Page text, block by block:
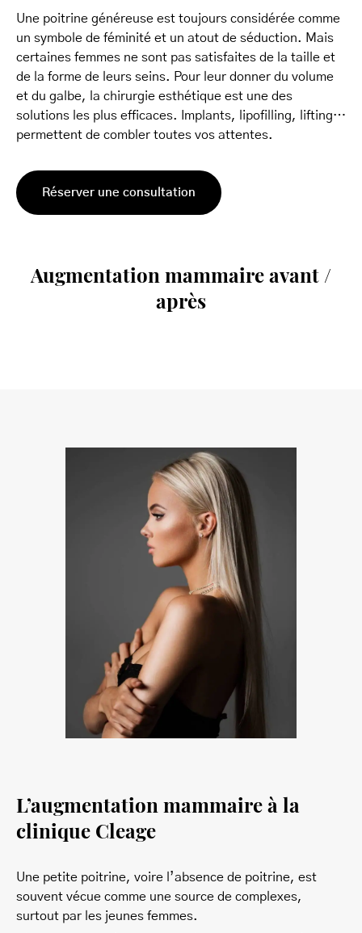
Une poitrine généreuse est toujours considérée comme
un symbole de féminité et un atout de séduction. Mais
certaines femmes ne sont pas satisfaites de la taille et
de la forme de leurs seins. Pour leur donner du volume
et du galbe, la chirurgie esthétique est une des
solutions les plus efficaces. Implants, lipofilling, lifting…
permettent de combler toutes vos attentes.
Réserver une consultation
Augmentation mammaire avant /
après
L’augmentation mammaire à la
clinique Cleage
Une petite poitrine, voire l’absence de poitrine, est
souvent vécue comme une source de complexes,
surtout par les jeunes femmes.